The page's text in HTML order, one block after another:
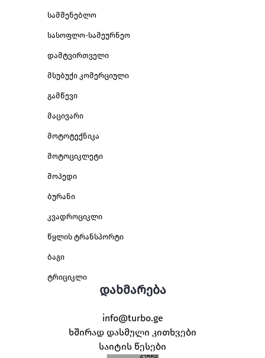
სამშენებლო
სასოფლო-სამეურნეო
დამტვირთველი
მსუბუქი კომერციული
გამწევი
მაცივარი
მოტოტექნიკა
მოტოციკლეტი
მოპედი
ბურანი
კვადროციკლი
წყლის ტრანსპორტი
ბაგი
ტრიციკლი
დახმარება
info@turbo.ge
ხშირად დასმული კითხვები
საიტის წესები